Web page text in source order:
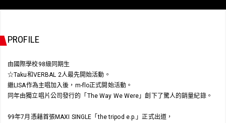
PROFILE
由國際學校98級同期生
☆Taku和VERBAL 2人最先開始活動。
繼LISA作為主唱加入後，m-flo正式開始活動。
同年由獨立唱片公司發行的「The Way We Were」創下了驚人的銷量紀錄。
99年7月憑藉首張MAXI SINGLE「the tripod e.p.」正式出道，